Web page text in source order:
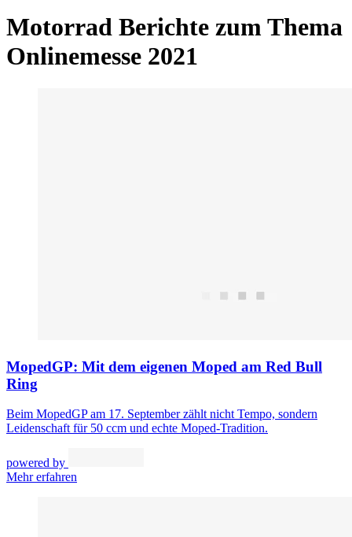
Motorrad Berichte zum Thema
Onlinemesse 2021
MopedGP: Mit dem eigenen Moped am Red Bull
Ring
Beim MopedGP am 17. September zählt nicht Tempo, sondern
Leidenschaft für 50 ccm und echte Moped-Tradition.
powered by
Mehr erfahren